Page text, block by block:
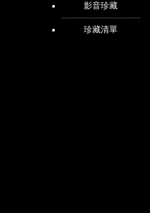
影音珍藏
珍藏清單